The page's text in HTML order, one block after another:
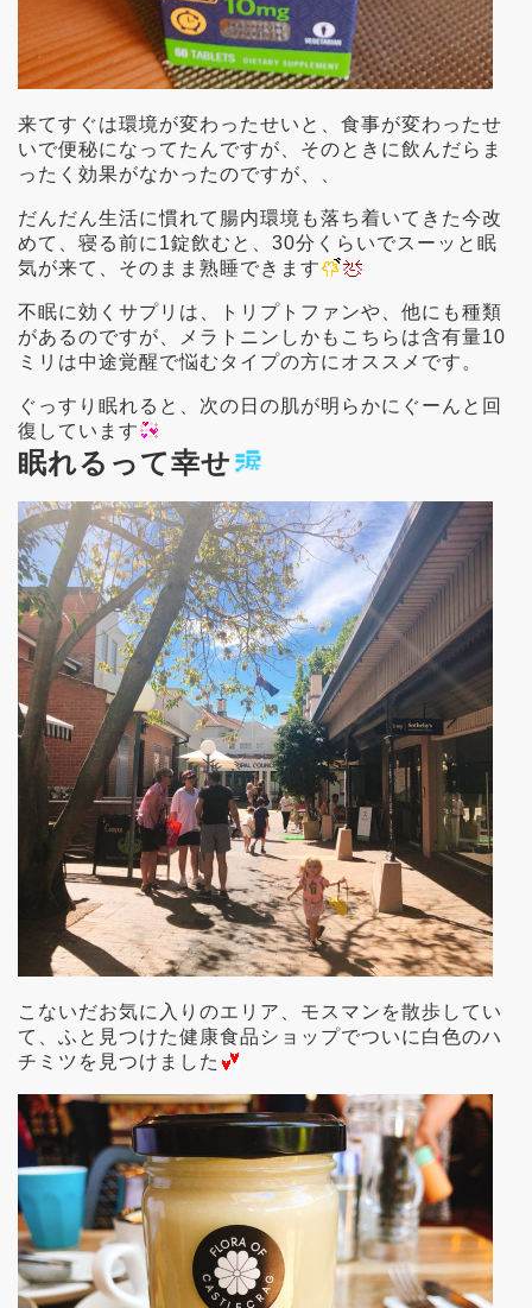
来てすぐは環境が変わったせいと、食事が変わったせ
いで便秘になってたんですが、そのときに飲んだらま
ったく効果がなかったのですが、、
だんだん生活に慣れて腸内環境も落ち着いてきた今改
めて、寝る前に1錠飲むと、30分くらいでスーッと眠
気が来て、そのまま熟睡できます
不眠に効くサプリは、トリプトファンや、他にも種類
があるのですが、メラトニンしかもこちらは含有量10
ミリは中途覚醒で悩むタイプの方にオススメです。
ぐっすり眠れると、次の日の肌が明らかにぐーんと回
復しています
眠れるって幸せ
こないだお気に入りのエリア、モスマンを散歩してい
て、ふと見つけた健康食品ショップでついに白色のハ
チミツを見つけました